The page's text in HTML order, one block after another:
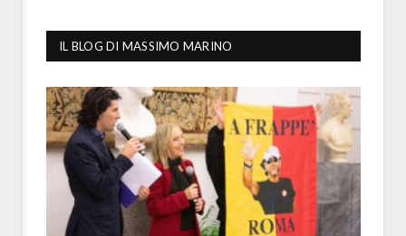
IL BLOG DI MASSIMO MARINO